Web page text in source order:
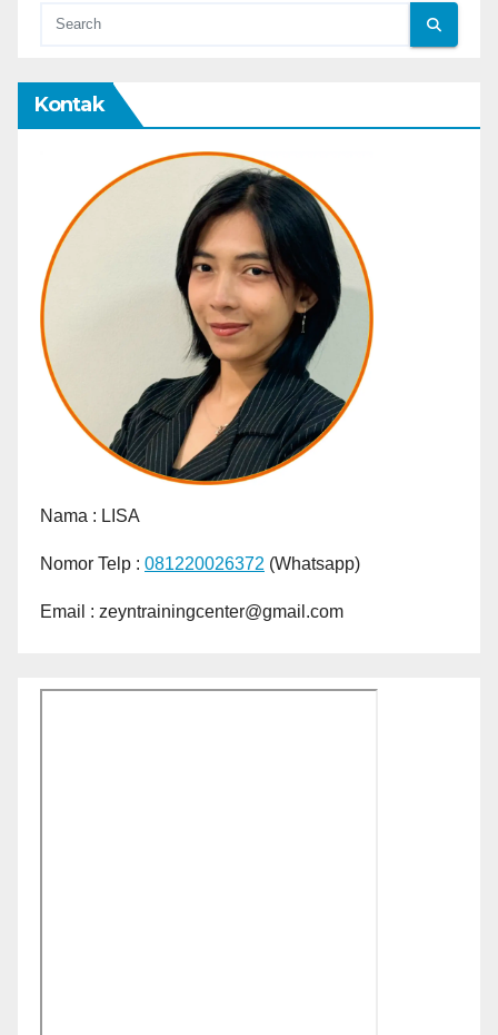
Kontak
Nama : LISA
Nomor Telp : 081220026372 (Whatsapp)
Email : zeyntrainingcenter@gmail.com